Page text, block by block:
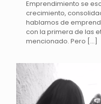
Emprendimiento se
crecimiento,
hablamos de
con la primera de las
mencionado. Pero […]